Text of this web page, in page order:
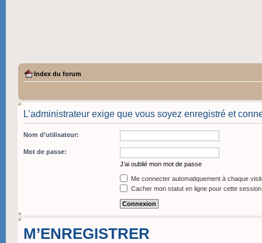
Index du forum
L’administrateur exige que vous soyez enregistré et
Nom d’utilisateur:
Mot de passe:
J’ai oublié mon mot de passe
Me connecter automatiquement à chaque
Cacher mon statut en ligne pour cette session
M’ENREGISTRER